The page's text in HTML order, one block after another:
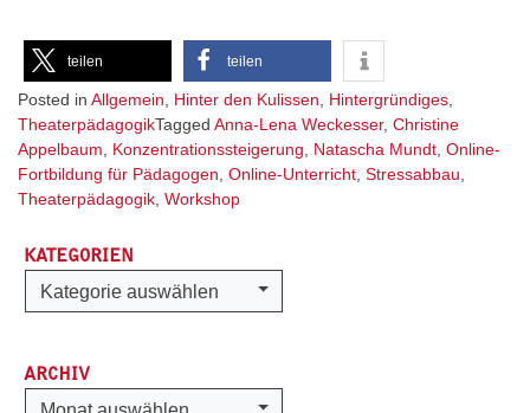
teilen teilen
Posted in Allgemein Hinter den Kulissen Hintergründiges
TheaterpädagogikTagged Anna-Lena Weckesser, Christine
Appelbaum
Konzentrationssteigerung Natascha Mundt Online-
Fortbildung für Pädagogen Online-Unterricht Stressabbau
Theaterpädagogik Workshop
KATEGORIEN
Kategorien
Kategorie auswählen
ARCHIV
Archiv